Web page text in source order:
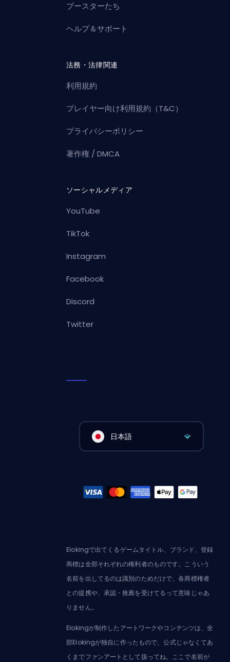
ブースターたち
ヘルプ＆サポート
法務・法律関連
利用規約
プレイヤー向け利用規約（T&C）
プライバシーポリシー
著作権 / DMCA
ソーシャルメディア
YouTube
TikTok
Instagram
Facebook
Discord
Twitter
日本語
Elokingで出てくるゲームタイトル、ブランド、登録
商標は全部それぞれの権利者のものです。こういう
名前を出してるのは識別のためだけで、各商標権者
との提携や、承認・推薦を受けてるって意味じゃあ
りません。
Elokingが制作したアートワークやコンテンツは、全
部Elokingが独自に作ったもので、公式じゃなくてあ
くまでファンアートとして扱ってね。ここで名前が